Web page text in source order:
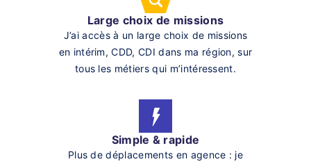
Large choix de missions
J’ai accès à un large choix de missions
en intérim, CDD, CDI dans ma région, sur
tous les métiers qui m’intéressent.
Simple & rapide
Plus de déplacements en agence : je